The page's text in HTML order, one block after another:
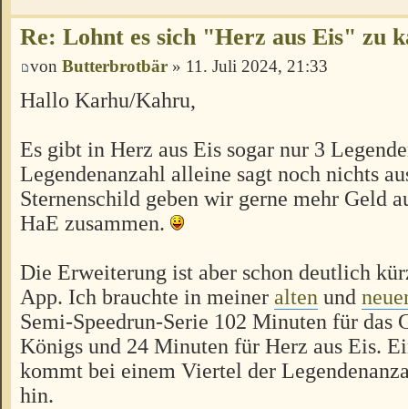
Re: Lohnt es sich "Herz aus Eis" zu
von Butterbrotbär » 11. Juli 2024, 21:33
Hallo Karhu/Kahru,
Es gibt in Herz aus Eis sogar nur 3
Legendenanzahl alleine sagt noch nichts
Sternenschild geben wir gerne mehr Geld
HaE zusammen.
Die Erweiterung ist aber schon deutlich
App. Ich brauchte in meiner alten und
Semi-Speedrun-Serie 102 Minuten für das
Königs und 24 Minuten für Herz aus Eis.
kommt bei einem Viertel der
hin.